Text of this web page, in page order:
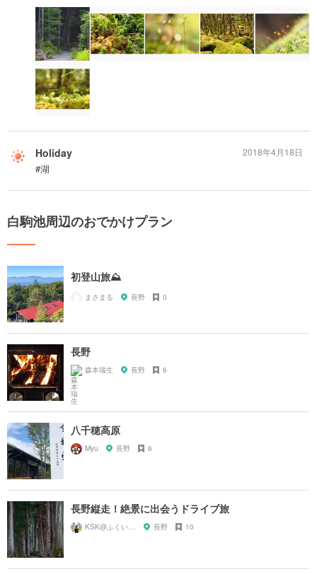
Holiday
#湖
2018年4月18日
白駒池周辺のおでかけプラン
初登山旅⛰
まさまる 長野 0
長野
森本瑞生 長野 6
八千穂高原
Myu 長野 6
長野縦走！絶景に出会うドライブ旅
KSK@ふくい旅グラファー 長野 10